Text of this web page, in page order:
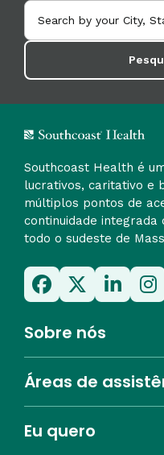
Southcoast Health é
lucrativos, caritativo e
múltiplos pontos de
continuidade integrada
todo o sudeste de
Sobre nós
Áreas de
Eu quero